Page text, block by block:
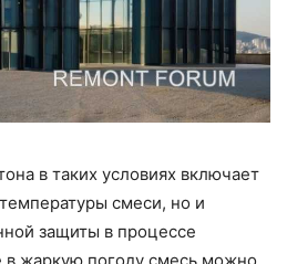
в таких условиях включает
смеси, но и
защиты в процессе